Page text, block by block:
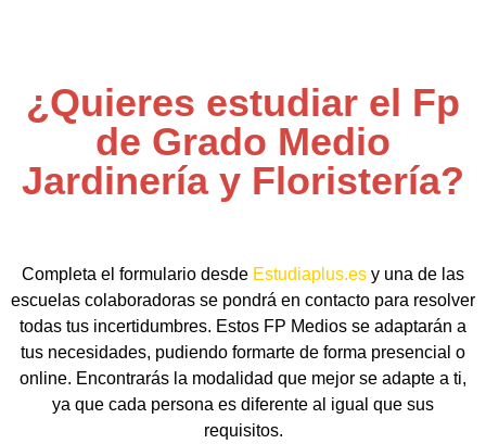
¿Quieres estudiar el Fp
de Grado Medio
Jardinería y Floristería?
Completa el formulario desde Estudiaplus.es y una de las
escuelas colaboradoras se pondrá en contacto para resolver
todas tus incertidumbres. Estos FP Medios se adaptarán a
tus necesidades, pudiendo formarte de forma presencial o
online. Encontrarás la modalidad que mejor se adapte a ti,
ya que cada persona es diferente al igual que sus
requisitos.